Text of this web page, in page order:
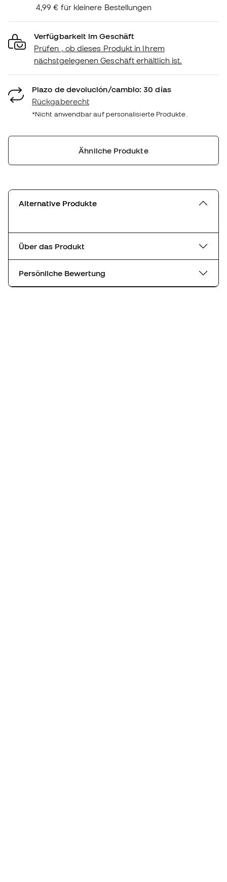
4,99 € für kleinere Bestellungen
Verfügbarkeit im Geschäft
Prüfen , ob dieses Produkt in Ihrem
nächstgelegenen Geschäft erhältlich ist.
Plazo de devolución/cambio: 30 días
Rückgaberecht
*Nicht anwendbar auf personalisierte Produkte.
Ähnliche Produkte
Alternative Produkte
Über das Produkt
Persönliche Bewertung